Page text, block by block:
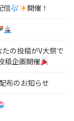
信 開催！
の投稿がV大祭で
稿企画開催
布のお知らせ